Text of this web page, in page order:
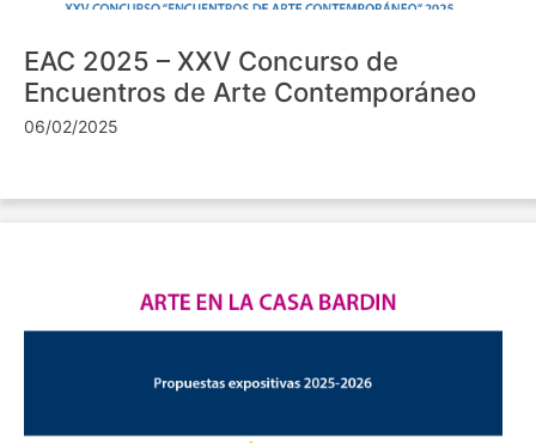
EAC 2025 – XXV Concurso de
Encuentros de Arte Contemporáneo
06/02/2025